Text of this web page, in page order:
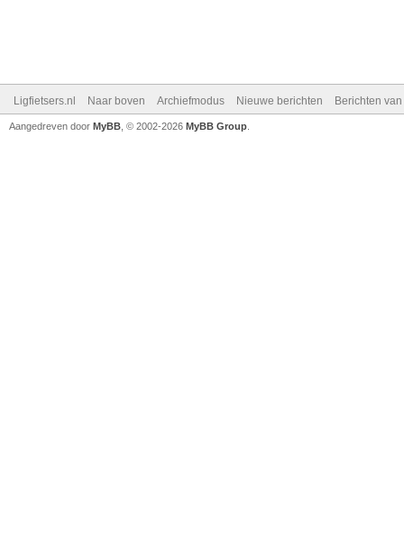
Ligfietsers.nl Naar boven Archiefmodus Nieuwe berichten Berichten
Aangedreven door MyBB , © 2002-2026 MyBB Group